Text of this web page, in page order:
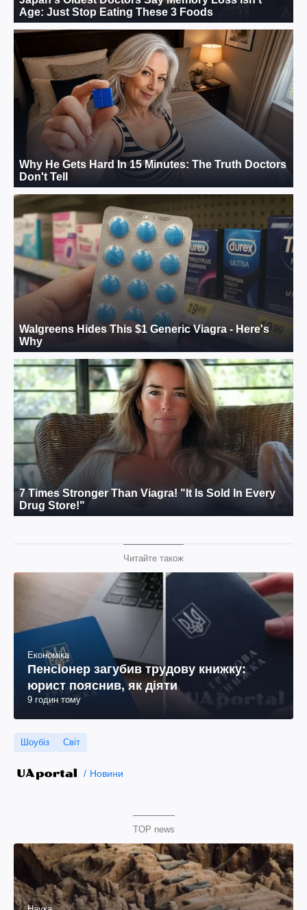
Читайте також
Економіка
Пенсіонер загубив трудову книжку:
юрист пояснив, як діяти
9 годин тому
Шоубіз Світ
Новини
TOP news